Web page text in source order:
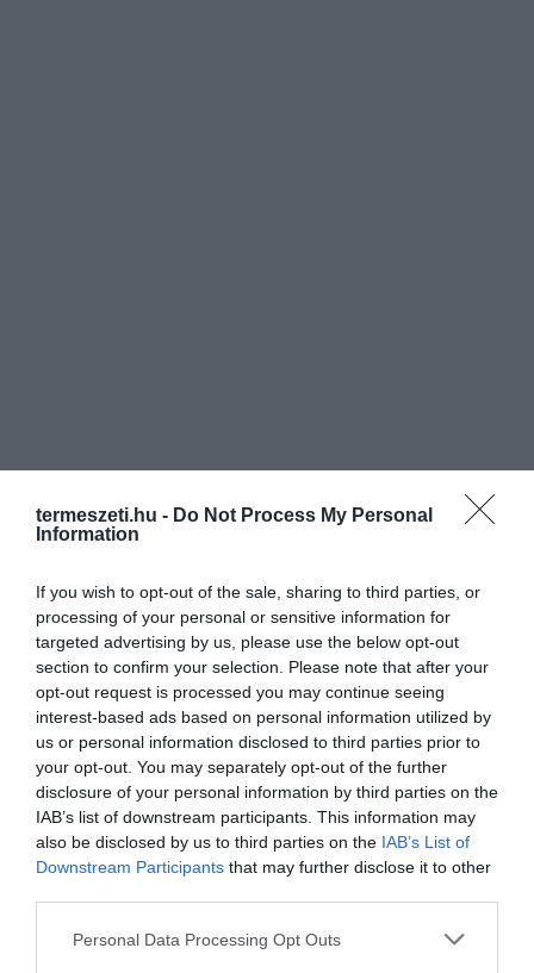
termeszeti.hu - Do Not Process My Personal
Information
If you wish to opt-out of the sale, sharing to third parties, or
processing of your personal or sensitive information for
targeted advertising by us, please use the below opt-out
section to confirm your selection. Please note that after your
opt-out request is processed you may continue seeing
interest-based ads based on personal information utilized by
us or personal information disclosed to third parties prior to
your opt-out. You may separately opt-out of the further
disclosure of your personal information by third parties on the
IAB’s list of downstream participants. This information may
also be disclosed by us to third parties on the IAB’s List of
Downstream Participants that may further disclose it to other
Please note that this website/app uses one or more Google
Personal Data Processing Opt Outs
JELÖLHETSZ VALAKIT!